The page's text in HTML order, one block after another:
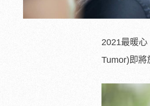
2021最暖
Tumor)即將